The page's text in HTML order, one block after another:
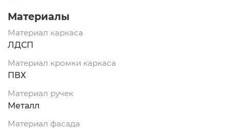
Материалы
Материал каркаса
ЛДСП
Материал кромки каркаса
ПВХ
Материал ручек
Металл
Материал фасада